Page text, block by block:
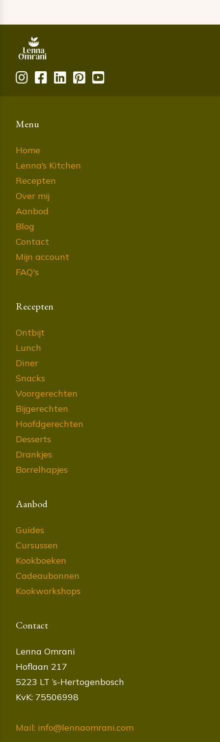
Menu
Home
Lenna’s Kitchen
Recepten
Over mij
Aanbod
Blog
Contact
Mijn account
FAQ's
Recepten
Ontbijt
Lunch
Diner
Snacks
Voorgerechten
Bijgerechten
Hoofdgerechten
Desserts
Drankjes
Borrelhapjes
Aanbod
Guides
Cursussen
Kookboeken
Cadeaubonnen
Kookworkshops
Contact
Lenna Omrani
Hoflaan 217
5223 LT ‘s-Hertogenbosch
KvK: 75506998
Mail: info@lennaomrani.com